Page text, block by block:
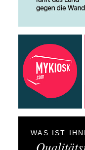
WAS IST